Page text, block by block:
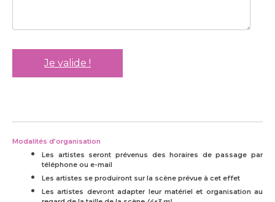
Modalités d’organisation
Les artistes seront prévenus des horaires de passage par
téléphone ou e-mail
Les artistes se produiront sur la scène prévue à cet effet
Les artistes devront adapter leur matériel et organisation au